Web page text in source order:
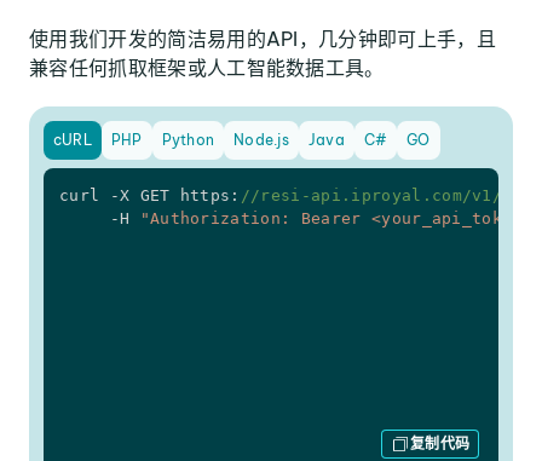
使用我们开发的简洁易用的API，几分钟即可上手，且
兼容任何抓取框架或人工智能数据工具。
cURL PHP Python Node.js Java C# GO
curl -X GET https : //resi-api.iproyal.com/v1/me \
     -H
"Authorization: Bearer <your_api_token>"
复制代码